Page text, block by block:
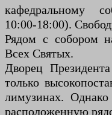
кафедральному
10:00-18:00).
Рядом с собором
Всех Святых.
Дворец
только
лимузинах.
расположенную